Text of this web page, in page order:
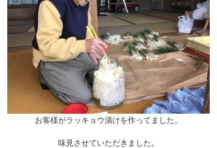
お客様がラッキョウ漬けを作ってました。
味見させていただきました。